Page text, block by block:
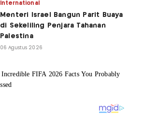
International
Menteri Israel Bangun Parit Buaya
di Sekeliling Penjara Tahanan
Palestina
06 Agustus 2026